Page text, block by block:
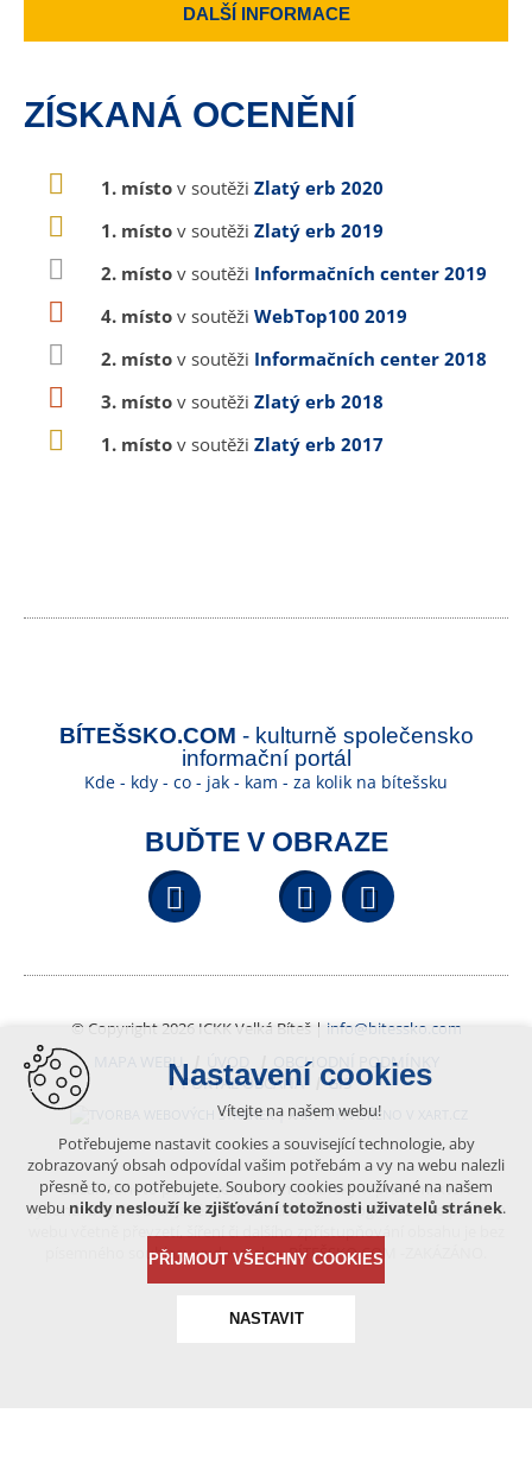
DALŠÍ INFORMACE
ZÍSKANÁ OCENĚNÍ
1. místo v soutěži Zlatý erb 2020
1. místo v soutěži Zlatý erb 2019
2. místo v soutěži Informačních center 2019
4. místo v soutěži WebTop100 2019
2. místo v soutěži Informačních center 2018
3. místo v soutěži Zlatý erb 2018
1. místo v soutěži Zlatý erb 2017
BÍTEŠSKO.COM - kulturně společensko
informační portál
Kde - kdy - co - jak - kam - za kolik na bítešsku
BUĎTE V OBRAZE
Facebook YouTube
© Copyright 2026 ICKK Velká Bíteš | info@bitessko.com
MAPA WEBU
ÚVOD
OBCHODNÍ PODMÍNKY
PORTÁL OBČANA
GIS
VYTVOŘENO V XART.CZ
Obsah tohoto portálu je chráněn autorským právem, které
vykonává vydavatel. Jakékoliv užití článků a fotografií z této podoby
písemného souhlasu vydavatele – BÍTEŠSKO.COM -ZAKÁZÁNO.
Nastavení cookies
Vítejte na našem webu!
Potřebujeme nastavit cookies a související technologie, aby
zobrazovaný obsah odpovídal vašim potřebám a vy na webu nalezli
přesně to, co potřebujete. Soubory cookies používané na našem
webu nikdy neslouží ke zjišťování totožnosti uživatelů stránek.
PŘIJMOUT VŠECHNY COOKIES
NASTAVIT